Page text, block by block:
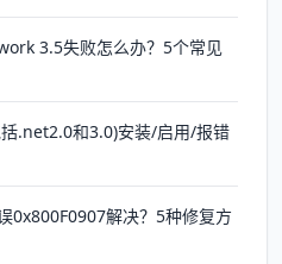
3.5失败怎么办？5个常见
.net2.0和3.0)安装/启用/报错
0x800F0907解决？5种修复方